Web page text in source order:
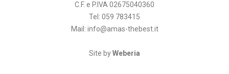
C.F. e P.IVA 02675040360
Tel: 059 783415
Mail: info@amas-thebest.it
Site byWeberia